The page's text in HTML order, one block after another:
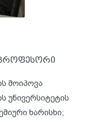
მოიპოვა
უნივერსიტეტის
ხარისხი;